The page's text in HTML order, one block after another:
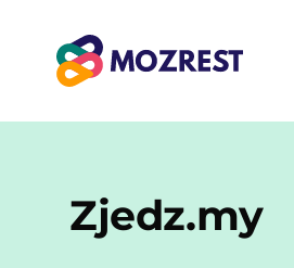
contenido
Zjedz.my